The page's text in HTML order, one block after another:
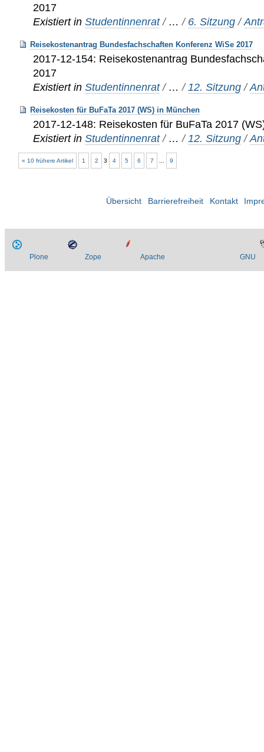
2017
Existiert in Studentinnenrat / …/ 6. Sitzung /
Reisekostenantrag Bundesfachschaften Konferenz WiSe 2017
2017-12-154: Reisekostenantrag
2017
Existiert in Studentinnenrat / …/ 12. Sitzung /
Reisekosten für BuFaTa 2017 (WS) in München
2017-12-148: Reisekosten für BuFaTa 2017
Existiert in Studentinnenrat / …/ 12. Sitzung /
« 10 frühere Artikel 1 2 3 4 5 6 7 9
Übersicht Barrierefreiheit Kontakt
Plone Zope Apache GNU